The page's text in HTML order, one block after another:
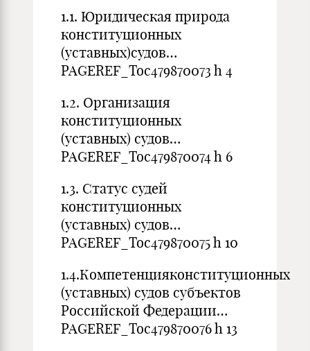
1.1. Юридическая природа
конституционных
(уставных)судов…
PAGEREF_Toc479870073 h 4
1.2. Организация
конституционных
(уставных) судов…
PAGEREF_Toc479870074 h 6
1.3. Статус судей
конституционных
(уставных) судов…
PAGEREF_Toc479870075 h 10
1.4.Компетенцияконституционных
(уставных) судов субъектов
Российской Федерации…
PAGEREF_Toc479870076 h 13